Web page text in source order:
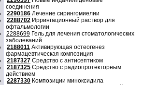
соединения
2290186 Лечение сирингомиелии
2288702 Иррингационный раствор для
офтальмологии
2288699 Гель для лечения стоматологических
заболеваний
2188011 Активирующая остеогенез
фармацевтическая композиция
2187327 Средство с антисептиком
2187325 Средство с радиопротекторным
действием
2287330 Композиции миноксидила